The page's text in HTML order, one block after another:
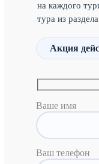
на каждого
тура из раздела
Акция
Ваше имя
Ваш телефон